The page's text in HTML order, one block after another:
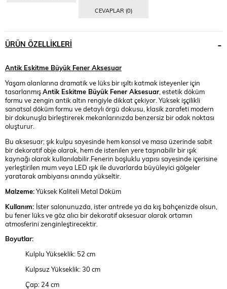
CEVAPLAR (0)
ÜRÜN ÖZELLIKLERI
Antik Eskitme Büyük Fener Aksesuar
Yaşam alanlarına dramatik ve lüks bir ışıltı katmak isteyenler için
tasarlanmışAntik Eskitme Büyük Fener Aksesuar , estetik döküm
formu ve zengin antik altın rengiyle dikkat çekiyor. Yüksek işçilikli
sanatsal döküm formu ve detaylı örgü dokusu, klasik zarafeti modern
bir dokunuşla birleştirerek mekanlarınızda benzersiz bir odak noktası
oluşturur.
Bu aksesuar; şık kulpu sayesinde hem konsol ve masa üzerinde sabit
bir dekoratif obje olarak, hem de istenilen yere taşınabilir bir ışık
kaynağı olarak kullanılabilir.Fenerin boşluklu yapısı sayesinde içerisine
yerleştirilen mum veya LED ışık ile duvarlarda büyüleyici gölgeler
yaratarak ambiyansı anında yükseltir.
Malzeme:Yüksek Kaliteli Metal Döküm
Kullanım: İster salonunuzda, ister antrede ya da kış bahçenizde olsun,
bu fener lüks ve göz alıcı bir dekoratif aksesuar olarak ortamın
atmosferini zenginleştirecektir.
Boyutlar:
Kulplu Yükseklik: 52 cm
Kulpsuz Yükseklik: 30 cm
Çap: 24 cm